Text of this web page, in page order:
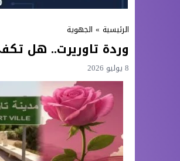
الرئيسية » الجهوية
وردة تاوريرت.. هل تكفي
8 يوليو 2026